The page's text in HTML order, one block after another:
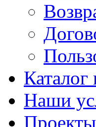
Наши
Проекты